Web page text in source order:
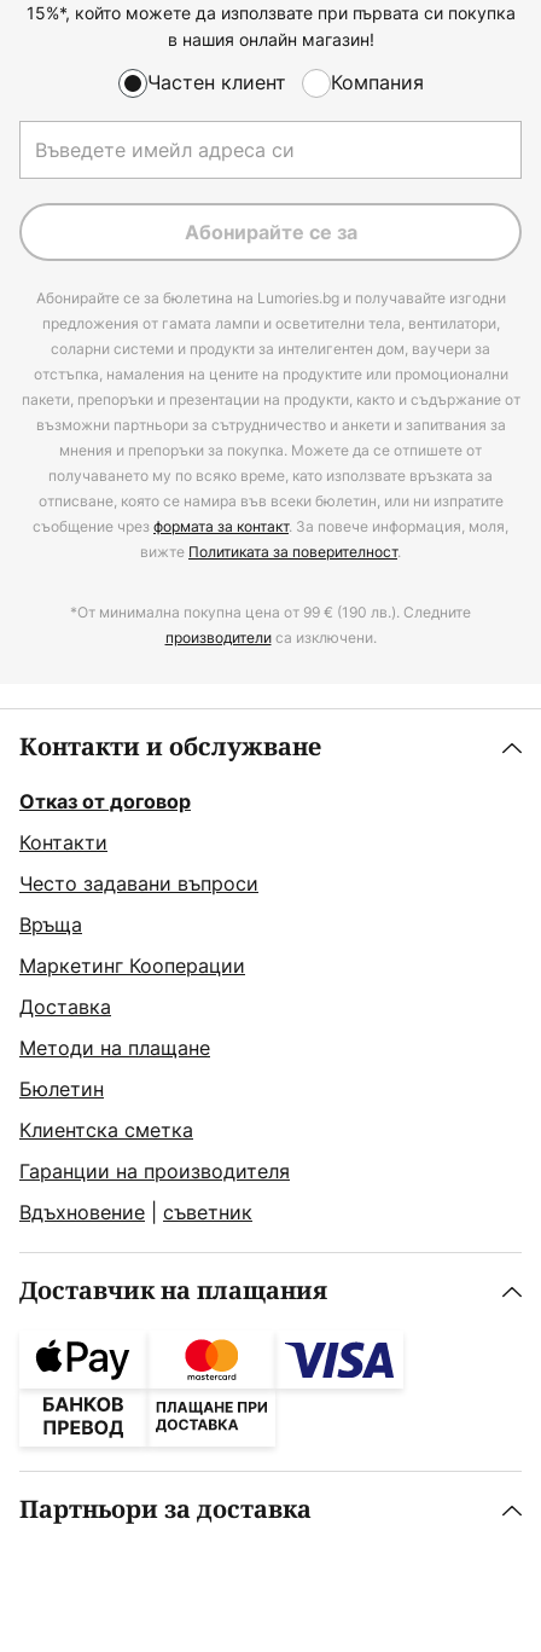
15%*, който можете да използвате при първата си покупка
в нашия онлайн магазин!
Частен клиент Компания
Абонирайте се за
Абонирайте се за бюлетина на Lumories.bg и получавайте изгодни
предложения от гамата лампи и осветителни тела, вентилатори,
соларни системи и продукти за интелигентен дом, ваучери за
отстъпка, намаления на цените на продуктите или промоционални
пакети, препоръки и презентации на продукти, както и съдържание от
възможни партньори за сътрудничество и анкети и запитвания за
мнения и препоръки за покупка. Можете да се отпишете от
получаването му по всяко време, като използвате връзката за
отписване, която се намира във всеки бюлетин, или ни изпратите
съобщение чрезформата за контакт. За повече информация, моля,
вижте Политиката за поверителност.
*От минимална покупна цена от 99 € (190 лв.). Следните
производителиса изключени.
Контакти и обслужване
Отказ от договор
Контакти
Често задавани въпроси
Връща
Маркетинг Кооперации
Доставка
Методи на плащане
Бюлетин
Клиентска сметка
Гаранции на производителя
Вдъхновение
съветник
Доставчик на плащания
Партньори за доставка